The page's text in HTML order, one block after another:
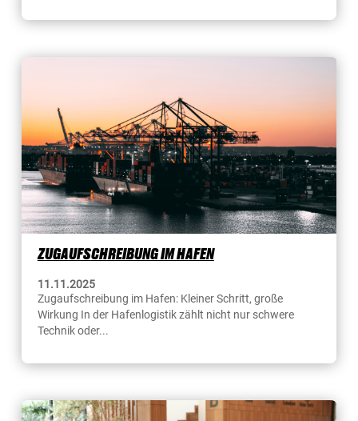
ZUGAUFSCHREIBUNG IM HAFEN
11.11.2025
Zugaufschreibung im Hafen: Kleiner Schritt, große
Wirkung In der Hafenlogistik zählt nicht nur schwere
Technik oder...